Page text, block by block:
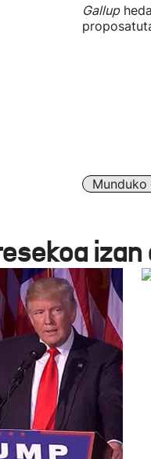
Gallup
izan